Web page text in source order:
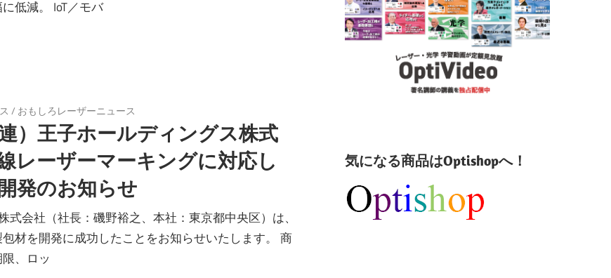
低減。 IoT／モバ
/ おもしろレーザーニュース
）王子ホールディングス株式
レーザーマーキングに対応し
発のお知らせ
式会社（社長：磯野裕之、本社：東京都中央区）は、
材を開発に成功したことをお知らせいたします。 商
、ロッ
気になる商品はOptishopへ！